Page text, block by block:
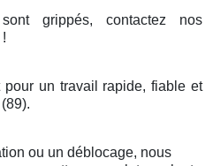
grippés, contactez nos
!
pour un travail rapide, fiable et
ou un déblocage, nous